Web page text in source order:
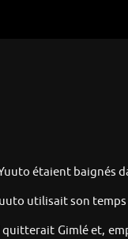
étaient baignés
utilisait son
Gimlé et,